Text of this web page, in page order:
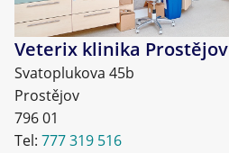
Veterix klinika Prostějov
Svatoplukova 45b
Prostějov
796 01
Tel: 777 319 516